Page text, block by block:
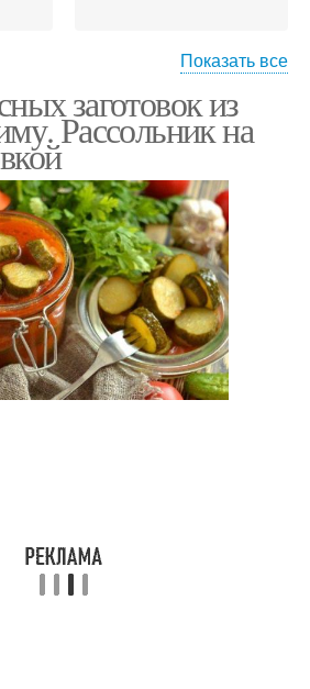
Огурцы на зиму
Большие огурцы
Показать все
заготовок из
Рассольник на